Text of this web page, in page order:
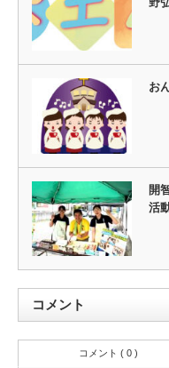
お
開
活
コメント
コメント ( 0 )